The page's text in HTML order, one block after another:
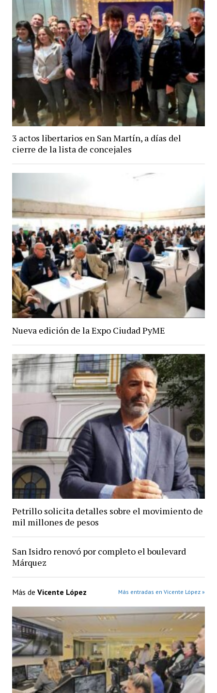
3 actos libertarios en San Martín, a días del
cierre de la lista de concejales
Nueva edición de la Expo Ciudad PyME
Petrillo solicita detalles sobre el movimiento de
mil millones de pesos
San Isidro renovó por completo el boulevard
Márquez
Más de Vicente López Más entradas en Vicente López »